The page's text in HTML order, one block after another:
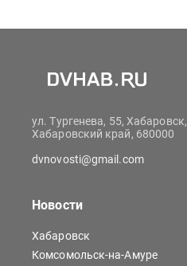
ул. Тургенева, 55, Хабаровск,
Хабаровский край, 680000
dvnovosti@gmail.com
Новости
Хабаровск
Комсомольск-на-Амуре